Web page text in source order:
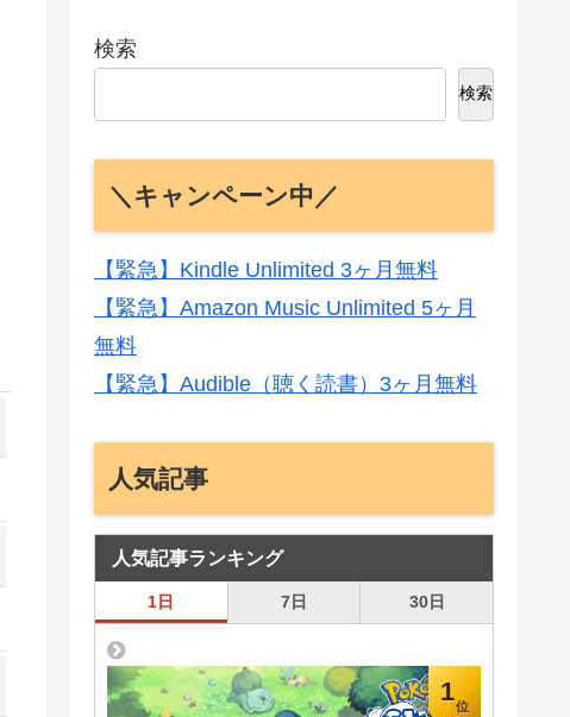
検索
検索
＼キャンペーン中／
【緊急】Kindle Unlimited 3ヶ月無料
【緊急】Amazon Music Unlimited 5ヶ月
無料
【緊急】Audible（聴く読書）3ヶ月無料
人気記事
人気記事ランキング
1日 7日 30日
1